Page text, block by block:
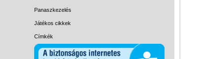
Panaszkezelés
Játékos cikkek
Címkék
Papírszínház